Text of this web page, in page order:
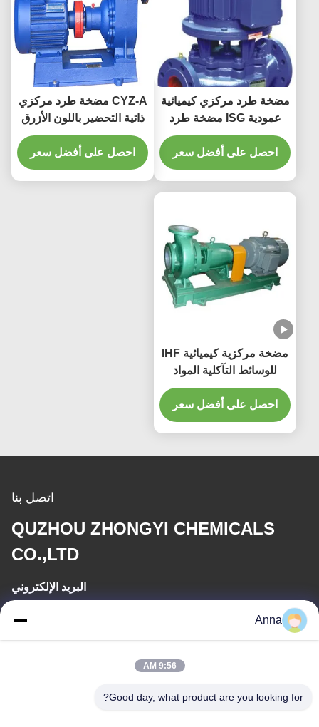
مضخة طرد مركزي كيميائية
عمودية ISG مضخة طرد
مركزي أحادية المرحلة
احصل على أفضل سعر
CYZ-A مضخة طرد مركزي
ذاتية التحضير باللون الأزرق
احصل على أفضل سعر
مضخة مركزية كيميائية IHF
للوسائط التآكلية المواد
القوية نطاق درجة حرارة
واسعة عمر طويل
احصل على أفضل سعر
اتصل بنا
QUZHOU ZHONGYI CHEMICALS
CO.,LTD
البريد الإلكتروني
wfmbeide@163.com
Anna
9:56 AM
Good day, what product are you looking for?